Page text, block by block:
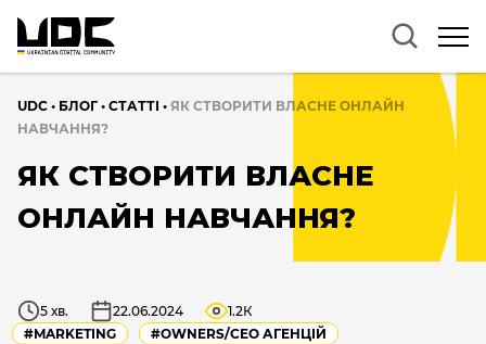
UDC • БЛОГ • CТАТТІ • ЯК СТВОРИТИ ВЛАСНЕ ОНЛАЙН
НАВЧАННЯ?
ЯК СТВОРИТИ ВЛАСНЕ
ОНЛАЙН НАВЧАННЯ?
#MARKETING #OWNERS/СEO АГЕНЦІЙ
5 хв. 22.06.2024 1.2К